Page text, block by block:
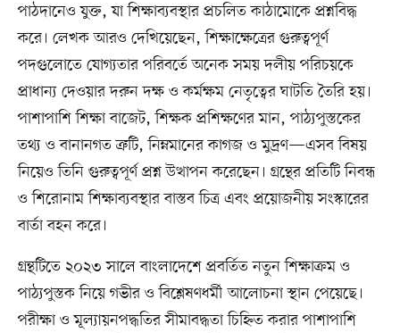
পাঠদানেও যুক্ত, যা শিক্ষাব্যবস্থার প্রচলিত কাঠামোকে প্রশ্নবিদ্ধ
করে। লেখক আরও দেখিয়েছেন, শিক্ষাক্ষেত্রের গুরুত্বপূর্ণ
পদগুলোতে যোগ্যতার পরিবর্তে অনেক সময় দলীয় পরিচয়কে
প্রাধান্য দেওয়ার দরুন দক্ষ ও কর্মক্ষম নেতৃত্বের ঘাটতি তৈরি হয়।
পাশাপাশি শিক্ষা বাজেট, শিক্ষক প্রশিক্ষণের মান, পাঠ্যপুস্তকের
তথ্য ও বানানগত ত্রুটি, নিম্নমানের কাগজ ও মুদ্রণ—এসব বিষয়
নিয়েও তিনি গুরুত্বপূর্ণ প্রশ্ন উত্থাপন করেছেন। গ্রন্থের প্রতিটি নিবন্ধ
ও শিরোনাম শিক্ষাব্যবস্থার বাস্তব চিত্র এবং প্রয়োজনীয় সংস্কারের
বার্তা বহন করে।
গ্রন্থটিতে ২০২৩ সালে বাংলাদেশে প্রবর্তিত নতুন শিক্ষাক্রম ও
পাঠ্যপুস্তক নিয়ে গভীর ও বিশ্লেষণধর্মী আলোচনা স্থান পেয়েছে।
পরীক্ষা ও মূল্যায়নপদ্ধতির সীমাবদ্ধতা চিহ্নিত করার পাশাপাশি